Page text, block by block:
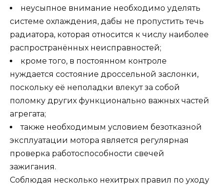
неусыпное внимание необходимо уделять
системе охлаждения, дабы не пропустить течь
радиатора, которая относится к числу наиболее
распространённых неисправностей;
кроме того, в постоянном контроле
нуждается состояние дроссельной заслонки,
поскольку её неполадки влекут за собой
поломку других функционально важных частей
агрегата;
также необходимым условием безотказной
эксплуатации мотора является регулярная
проверка работоспособности свечей
зажигания.
Соблюдая несколько нехитрых правил по уходу